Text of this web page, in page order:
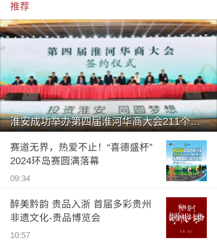
推荐
淮安成功举办第四届淮河华商大会211个签约项目 总投资1486.
赛道无界，热爱不止！“喜德盛杯”
2024环岛赛圆满落幕
09:34
醉美黔韵 贵品入浙 首届多彩贵州
非遗文化-贵品博览会
10:57